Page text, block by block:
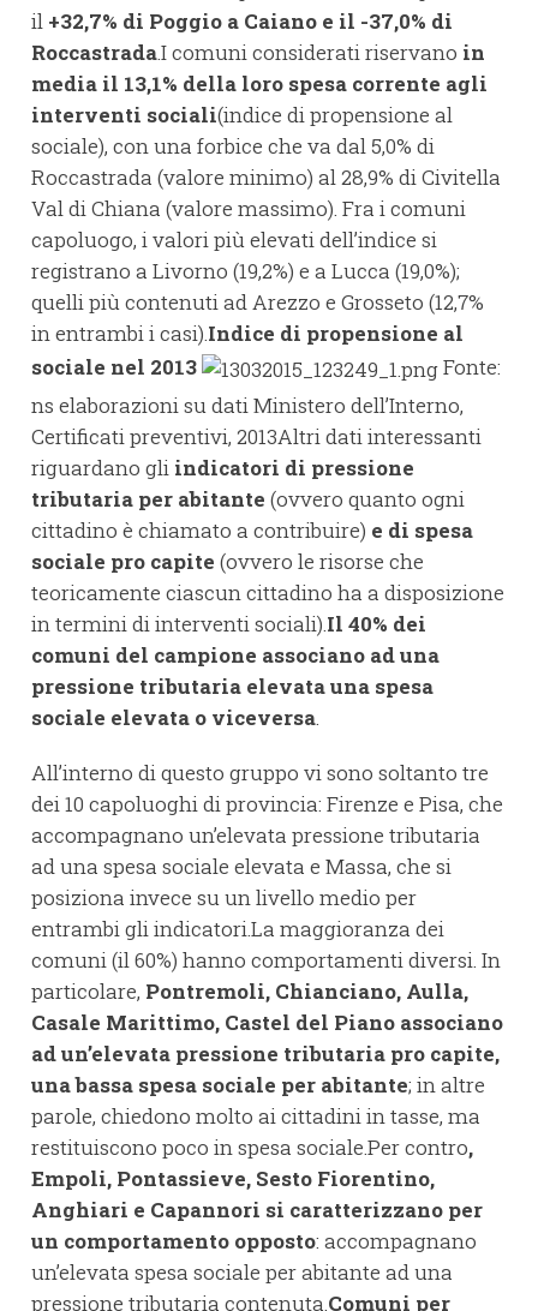
il +32,7% di Poggio a Caiano e il -37,0% di
Roccastrada.I comuni considerati riservano in
media il 13,1% della loro spesa corrente agli
interventi sociali(indice di propensione al
sociale), con una forbice che va dal 5,0% di
Roccastrada (valore minimo) al 28,9% di Civitella
Val di Chiana (valore massimo). Fra i comuni
capoluogo, i valori più elevati dell’indice si
registrano a Livorno (19,2%) e a Lucca (19,0%);
quelli più contenuti ad Arezzo e Grosseto (12,7%
in entrambi i casi).Indice di propensione al
sociale nel 2013
Fonte:
ns elaborazioni su dati Ministero dell’Interno,
Certificati preventivi, 2013Altri dati interessanti
riguardano gli indicatori di pressione
tributaria per abitante (ovvero quanto ogni
cittadino è chiamato a contribuire) e di spesa
sociale pro capite (ovvero le risorse che
teoricamente ciascun cittadino ha a disposizione
in termini di interventi sociali).Il 40% dei
comuni del campione associano ad una
pressione tributaria elevata una spesa
sociale elevata o viceversa.
All’interno di questo gruppo vi sono soltanto tre
dei 10 capoluoghi di provincia: Firenze e Pisa, che
accompagnano un’elevata pressione tributaria
ad una spesa sociale elevata e Massa, che si
posiziona invece su un livello medio per
entrambi gli indicatori.La maggioranza dei
comuni (il 60%) hanno comportamenti diversi. In
particolare, Pontremoli, Chianciano, Aulla,
Casale Marittimo, Castel del Piano associano
ad un’elevata pressione tributaria pro capite,
una bassa spesa sociale per abitante; in altre
parole, chiedono molto ai cittadini in tasse, ma
restituiscono poco in spesa sociale.Per contro,
Empoli, Pontassieve, Sesto Fiorentino,
Anghiari e Capannori si caratterizzano per
un comportamento opposto: accompagnano
un’elevata spesa sociale per abitante ad una
pressione tributaria contenuta.Comuni per